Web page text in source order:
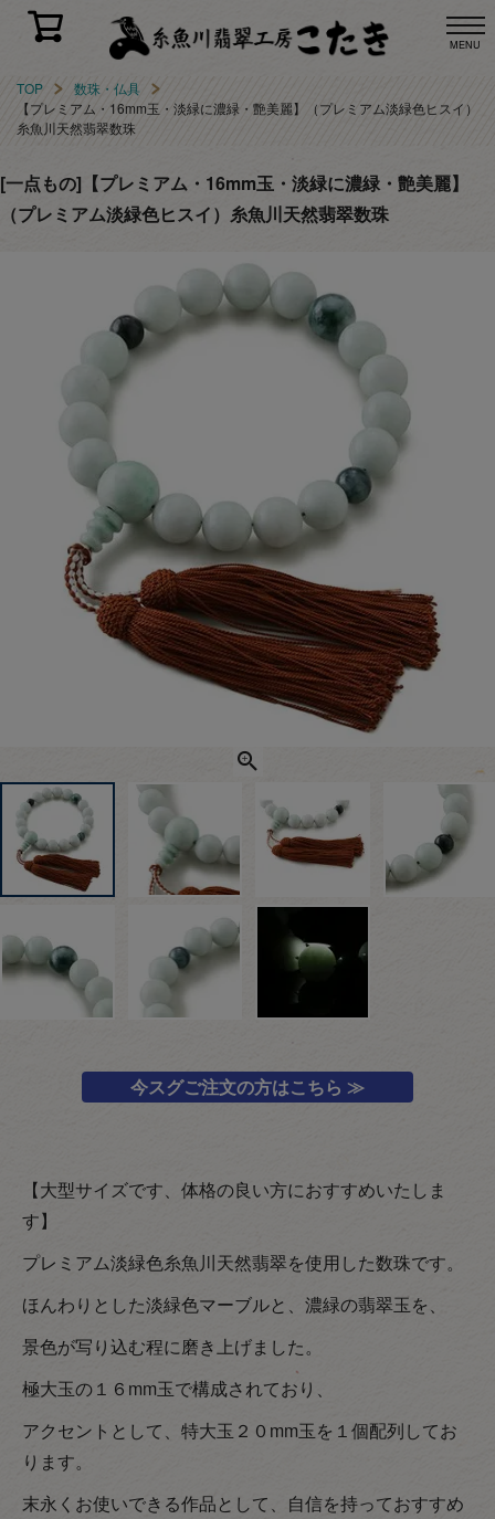
MENU
TOP
数珠・仏具
【プレミアム・16mm玉・淡緑に濃緑・艶美麗】（プレミアム淡緑色ヒスイ）
糸魚川天然翡翠数珠
[一点もの]【プレミアム・16mm玉・淡緑に濃緑・艶美麗】
（プレミアム淡緑色ヒスイ）糸魚川天然翡翠数珠
今スグご注文の方はこちら ≫
【大型サイズです、体格の良い方におすすめいたしま
す】
プレミアム淡緑色糸魚川天然翡翠を使用した数珠です。
ほんわりとした淡緑色マーブルと、濃緑の翡翠玉を、
景色が写り込む程に磨き上げました。
極大玉の１６mm玉で構成されており、
アクセントとして、特大玉２０mm玉を１個配列してお
ります。
末永くお使いできる作品として、自信を持っておすすめ